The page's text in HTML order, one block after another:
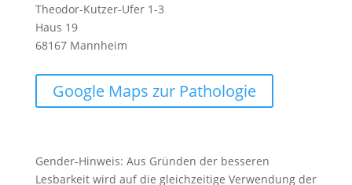
Theodor-Kutzer-Ufer 1-3
Haus 19
68167 Mannheim
Google Maps zur Pathologie
Gender-Hinweis: Aus Gründen der besseren
Lesbarkeit wird auf die gleichzeitige Verwendung der